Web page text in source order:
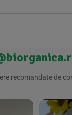
recomandate de